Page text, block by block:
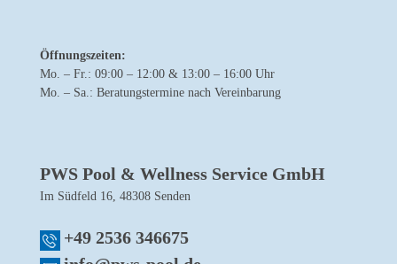
Öffnungszeiten:
Mo. – Fr.: 09:00 – 12:00 & 13:00 – 16:00 Uhr
Mo. – Sa.: Beratungstermine nach Vereinbarung
PWS Pool & Wellness Service GmbH
Im Südfeld 16, 48308 Senden
+49 2536 346675